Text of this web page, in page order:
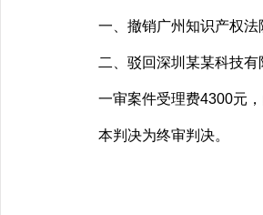
一、撤销广州知识产权法
二、驳回深圳某某科技有
一审案件受理费4300元，
本判决为终审判决。